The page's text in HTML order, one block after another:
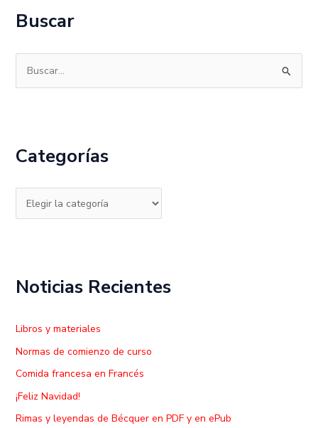
Buscar
u
a
p
Categorías
Noticias Recientes
Libros y materiales
Normas de comienzo de curso
Comida francesa en Francés
¡Feliz Navidad!
Rimas y leyendas de Bécquer en PDF y en ePub